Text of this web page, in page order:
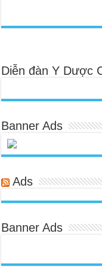
Diễn đàn Y Dược
Banner Ads
Ads
Banner Ads